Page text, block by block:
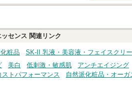
クチ
センス 関連リンク
粧品 SK-II 乳液・美容液・フェイスクリ
美白 低刺激・敏感肌 アンチエイジング
ストパフォーマンス 自然派化粧品・オーガ